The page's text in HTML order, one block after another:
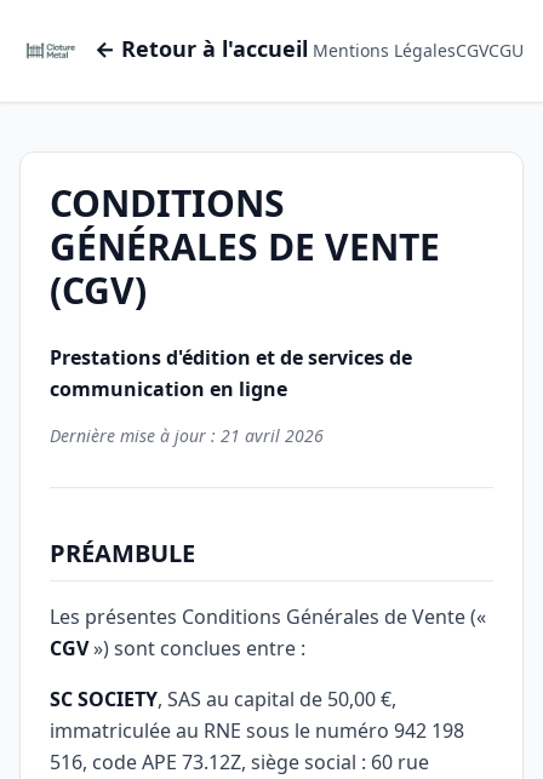
← Retour à l'accueil Mentions LégalesCGVCGU
CONDITIONS
GÉNÉRALES DE VENTE
(CGV)
Prestations d'édition et de services de
communication en ligne
Dernière mise à jour : 21 avril 2026
PRÉAMBULE
Les présentes Conditions Générales de Vente («
CGV») sont conclues entre :
SC SOCIETY, SAS au capital de 50,00 €,
immatriculée au RNE sous le numéro 942 198
516, code APE 73.12Z, siège social : 60 rue